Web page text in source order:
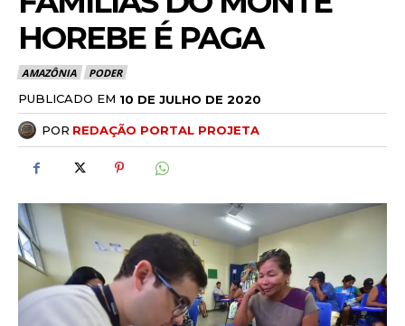
HOREBE É PAGA
AMAZÔNIA PODER
PUBLICADO EM 10 DE JULHO DE 2020
POR REDAÇÃO PORTAL PROJETA